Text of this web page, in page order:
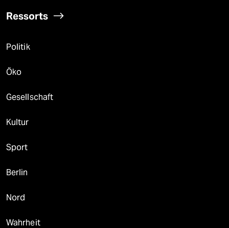
Ressorts
Politik
Öko
Gesellschaft
Kultur
Sport
Berlin
Nord
Wahrheit